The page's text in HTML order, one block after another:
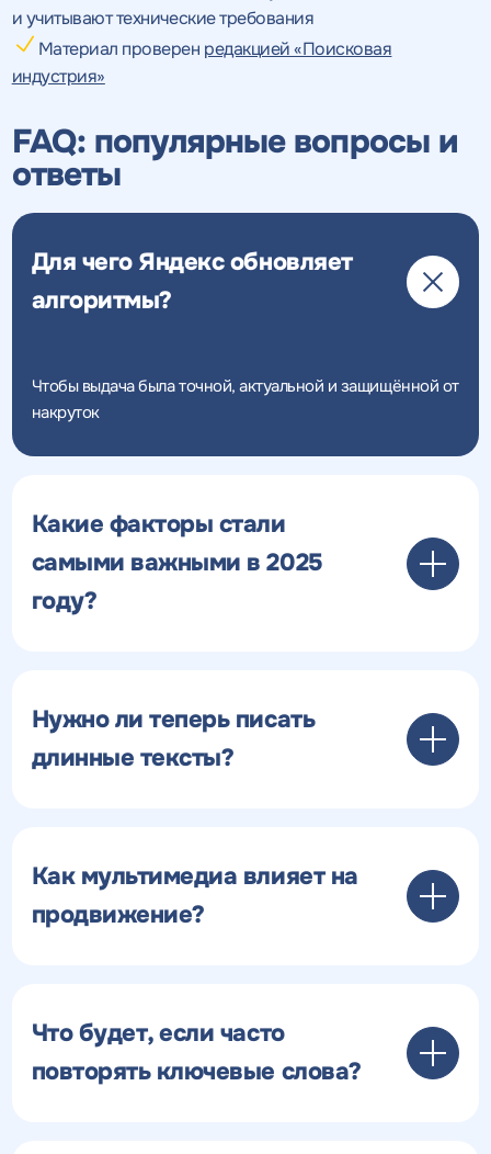
и учитывают технические требования
Материал проверен редакцией «Поисковая
индустрия»
FAQ: популярные вопросы и
ответы
Для чего Яндекс обновляет
алгоритмы?
Чтобы выдача была точной, актуальной и защищённой от
накруток
Какие факторы стали
самыми важными в 2025
году?
Нужно ли теперь писать
длинные тексты?
Как мультимедиа влияет на
продвижение?
Что будет, если часто
повторять ключевые слова?
на обработку персональных
данныхи соглашаетесь c
политикой конфиденциальности
по тарифу
на обработку персональных
данныхи соглашаетесь c
политикой конфиденциальности